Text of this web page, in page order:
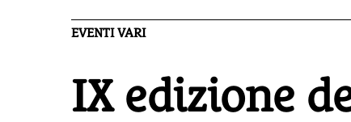
EVENTI VARI
IX edizione